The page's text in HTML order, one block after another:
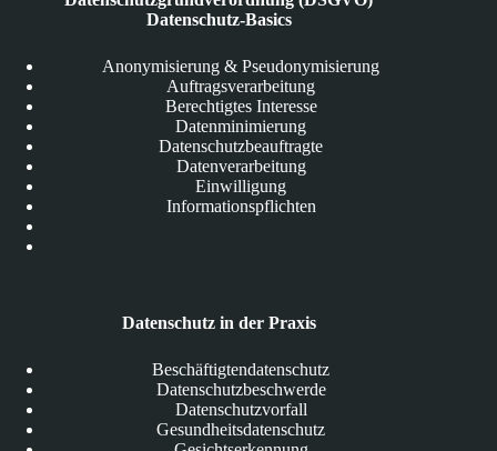
Datenschutz-Basics
Anonymisierung & Pseudonymisierung
Auftragsverarbeitung
Berechtigtes Interesse
Datenminimierung
Datenschutzbeauftragte
Datenverarbeitung
Einwilligung
Informationspflichten
Datenschutz in der Praxis
Beschäftigtendatenschutz
Datenschutzbeschwerde
Datenschutzvorfall
Gesundheitsdatenschutz